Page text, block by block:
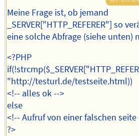
Meine Frage ist, ob jemand
_SERVER["HTTP_REFERER"] so
eine solche Abfrage (siehe unten)
<?PHP
"http://testurl.de/testseite.html))
<!-- alles ok -->
else
<!-- Aufruf von einer falschen seite
?>